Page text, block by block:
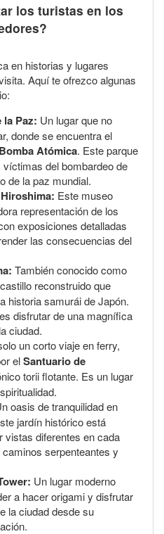
los turistas en los
en historias y lugares
Aquí te ofrezco algunas
la Paz: Un lugar que no
donde se encuentra el
Atómica. Este parque
del bombardeo de
de la paz mundial.
Este museo
representación de los
exposiciones detalladas
las consecuencias del
También conocido como
reconstruido que
historia samurái de Japón.
disfrutar de una magnífica
ciudad.
un corto viaje en ferry,
elSantuario de
torii flotante. Es un lugar
oasis de tranquilidad en
jardín histórico está
vistas diferentes en cada
serpenteantes y
Un lugar moderno
a hacer origami y disfrutar
la ciudad desde su